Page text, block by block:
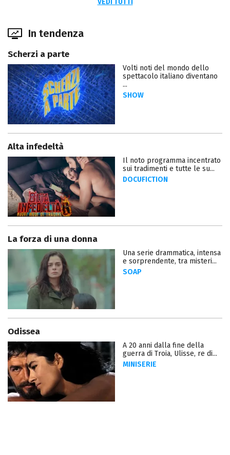
In tendenza
Scherzi a parte
Volti noti del mondo dello
spettacolo italiano diventano
...
SHOW
Alta infedeltà
Il noto programma incentrato
sui tradimenti e tutte le su...
DOCUFICTION
La forza di una donna
Una serie drammatica, intensa
e sorprendente, tra misteri...
SOAP
Odissea
A 20 anni dalla fine della
guerra di Troia, Ulisse, re di...
MINISERIE